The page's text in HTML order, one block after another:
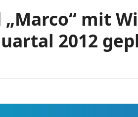
„Marco“ mit
2012